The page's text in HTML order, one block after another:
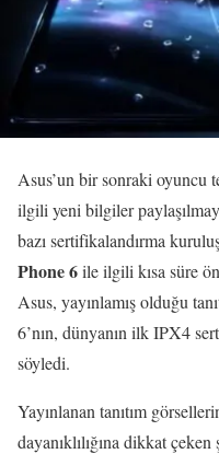
Asus’un bir sonraki oyuncu
ilgili yeni bilgiler
bazı sertifikalandırma
Phone 6ile ilgili kısa süre
Asus, yayınlamış olduğu
6’nın, dünyanın ilk IPX4
söyledi.
Yayınlanan tanıtım
dayanıklılığına dikkat